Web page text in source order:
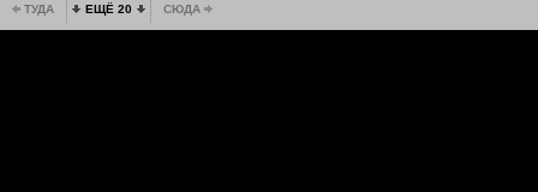
ТУДА ЕЩЁ 20 СЮДА